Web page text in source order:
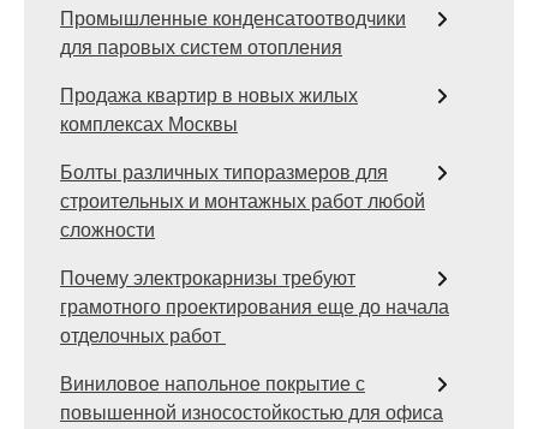
Промышленные конденсатоотводчики
для паровых систем отопления
Продажа квартир в новых жилых
комплексах Москвы
Болты различных типоразмеров для
строительных и монтажных работ любой
сложности
Почему электрокарнизы требуют
грамотного проектирования еще до начала
отделочных работ
Виниловое напольное покрытие с
повышенной износостойкостью для офиса